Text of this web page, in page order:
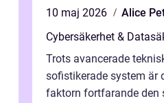
10 maj 2026
Alice
Cybersäkerhet &
Trots avancerade
sofistikerade system är
faktorn fortfarande den